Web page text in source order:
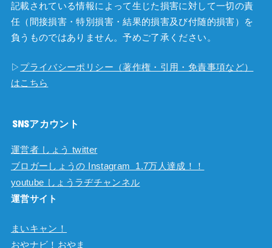
記載されている情報によって生じた損害に対して一切の責
任（間接損害・特別損害・結果的損害及び付随的損害）を
負うものではありません。予めご了承ください。
▷ プライバシーポリシー（著作権・引用・免責事項など）
はこちら
SNSアカウント
運営者 しょう twitter
ブロガーしょうの Instagram 1.7万人達成！！
youtube しょうラヂチャンネル
運営サイト
まいキャン！
おやナビ！おやま